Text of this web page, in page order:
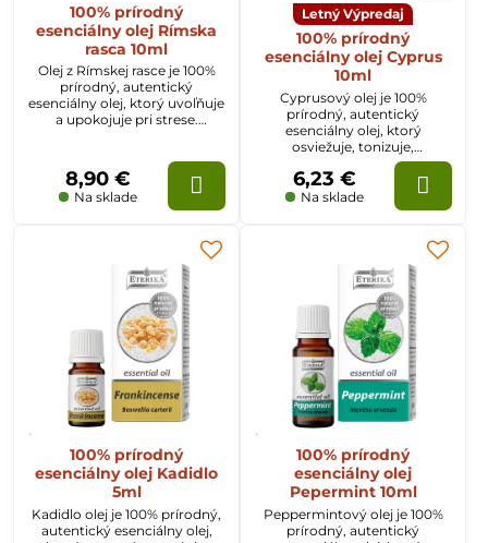
100% prírodný
esenciálny olej Rímska
rasca 10ml
Olej z Rímskej rasce je 100%
prírodný, autentický
esenciálny olej, ktorý uvoľňuje
a upokojuje pri strese.
bronchitíde a sinusitíde.
Na sklade
8,90 €
Letný Výpredaj
100% prírodný
esenciálny olej Cyprus
10ml
Cyprusový olej je 100%
prírodný, autentický
esenciálny olej, ktorý
osviežuje, tonizuje,
dezodoruje. Vytvára dobrú
náladu. Je účinný ako
starostlivosť o mastnú pleť a
nadmerné potenie.
Na sklade
6,23 €
100% prírodný
esenciálny olej Kadidlo
5ml
Kadidlo olej je 100% prírodný,
autentický esenciálny olej,
100% prírodný
esenciálny olej
Pepermint 10ml
Peppermintový olej je 100%
prírodný, autentický